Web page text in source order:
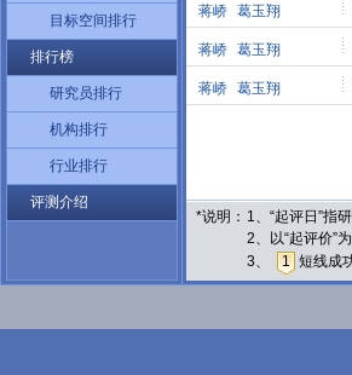
目标空间排行
排行榜
研究员排行
机构排行
行业排行
评测介绍
蒋峤 葛玉翔
蒋峤 葛玉翔
蒋峤 葛玉翔
*说明： 1、“起评日”指
2、以“起评价”
3、
1 短线成